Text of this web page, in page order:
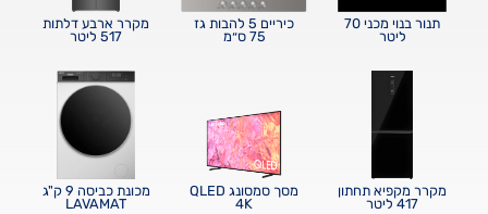
תנור בנוי מכני 70
ליטר
כיריים 5 להבות גז
75 ס״מ
מקרר ארבע דלתות
517 ליטר
מקרר מקפיא תחתון
417 ליטר
מסך סמסונג QLED
4K
מכונת כביסה 9 ק"ג
LAVAMAT